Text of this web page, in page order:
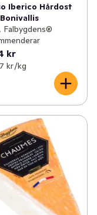
Iberico Hårdost
Falbygdens®
kr
kr /kg